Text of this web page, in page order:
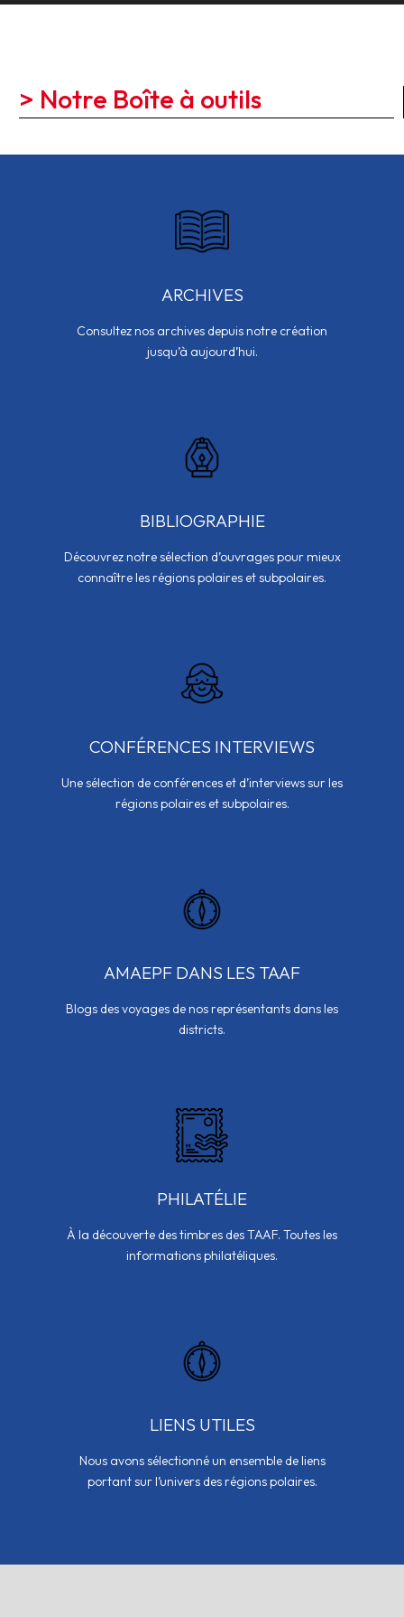
> Notre Boîte à outils
ARCHIVES
Consultez nos archives depuis notre création
jusqu’à aujourd’hui.
BIBLIOGRAPHIE
Découvrez notre sélection d’ouvrages pour mieux
connaître les régions polaires et subpolaires.
CONFÉRENCES INTERVIEWS
Une sélection de conférences et d’interviews sur les
régions polaires et subpolaires.
AMAEPF DANS LES TAAF
Blogs des voyages de nos représentants dans les
districts.
PHILATÉLIE
À la découverte des timbres des TAAF. Toutes les
informations philatéliques.
LIENS UTILES
Nous avons sélectionné un ensemble de liens
portant sur l’univers des régions polaires.